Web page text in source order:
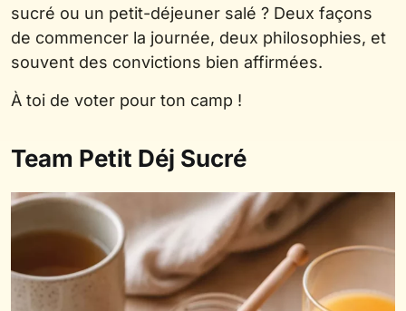
sucré ou un petit-déjeuner salé ? Deux façons
de commencer la journée, deux philosophies, et
souvent des convictions bien affirmées.
À toi de voter pour ton camp !
Team Petit Déj Sucré